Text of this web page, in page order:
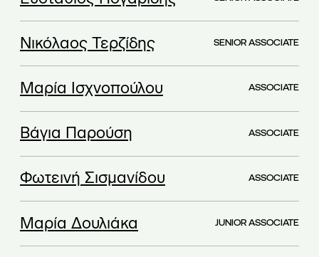
Νικόλαος Τερζίδης SENIOR ASSOCIATE
Μαρία Ισχνοπούλου ASSOCIATE
Βάγια Παρούση ASSOCIATE
Φωτεινή Σισμανίδου ASSOCIATE
Μαρία Δουλιάκα JUNIOR ASSOCIATE